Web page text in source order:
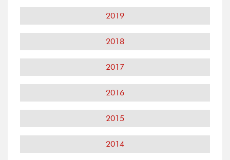
2019
2018
2017
2016
2015
2014